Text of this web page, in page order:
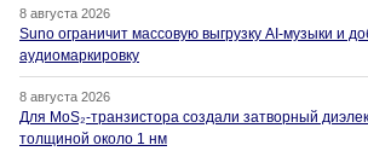
8 августа 2026
Suno ограничит массовую выгрузку AI-музыки и
аудиомаркировку
8 августа 2026
Для MoS₂-транзистора создали затворный
толщиной около 1 нм